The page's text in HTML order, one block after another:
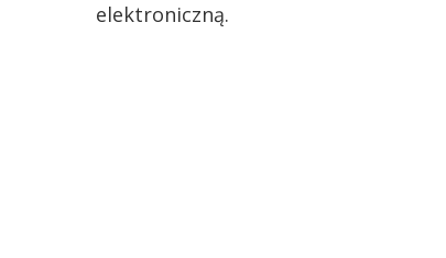
elektroniczną.